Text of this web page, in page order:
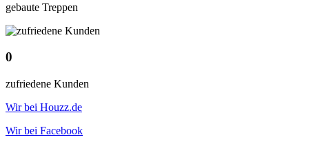
gebaute Treppen
0
zufriedene Kunden
Wir bei Houzz.de
Wir bei Facebook